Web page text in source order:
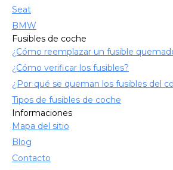
Seat
BMW
Fusibles de coche
¿Cómo reemplazar un fusible
¿Cómo verificar los fusibles?
¿Por qué se queman los fusibles del
Tipos de fusibles de coche
Informaciones
Mapa del sitio
Blog
Contacto